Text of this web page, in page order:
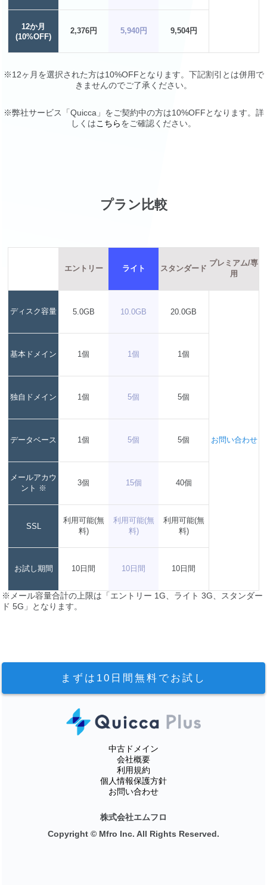
12か月
(10%OFF)
2,376円 5,940円 9,504円
※12ヶ月を選択された方は10%OFFとなります。下記割引とは併用で
きませんのでご了承ください。
※弊社サービス「Quicca」をご契約中の方は10%OFFとなります。詳
しくはこちらをご確認ください。
プラン比較
エントリー ライト スタンダード
プレミアム/専
用
ディスク容量 5.0GB 10.0GB 20.0GB
お問い合わせ
基本ドメイン 1個 1個 1個
独自ドメイン 1個 5個 5個
データベース 1個 5個 5個
メールアカウ
ント ※
3個 15個 40個
SSL
利用可能(無
料)
利用可能(無
料)
利用可能(無
料)
お試し期間 10日間 10日間 10日間
※メール容量合計の上限は「エントリー 1G、ライト 3G、スタンダー
ド 5G」となります。
まずは10日間無料でお試し
中古ドメイン
会社概要
利用規約
個人情報保護方針
お問い合わせ
株式会社エムフロ
Copyright © Mfro Inc. All Rights Reserved.